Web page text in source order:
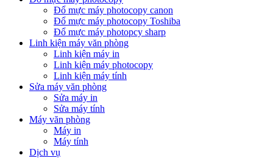
Đổ mực máy photocopy canon
Đổ mực máy photocopy Toshiba
Đổ mực máy photopcy sharp
Linh kiện máy văn phòng
Linh kiện máy in
Linh kiện máy photocopy
Linh kiện máy tính
Sửa máy văn phòng
Sửa máy in
Sửa máy tính
Máy văn phòng
Máy in
Máy tính
Dịch vụ